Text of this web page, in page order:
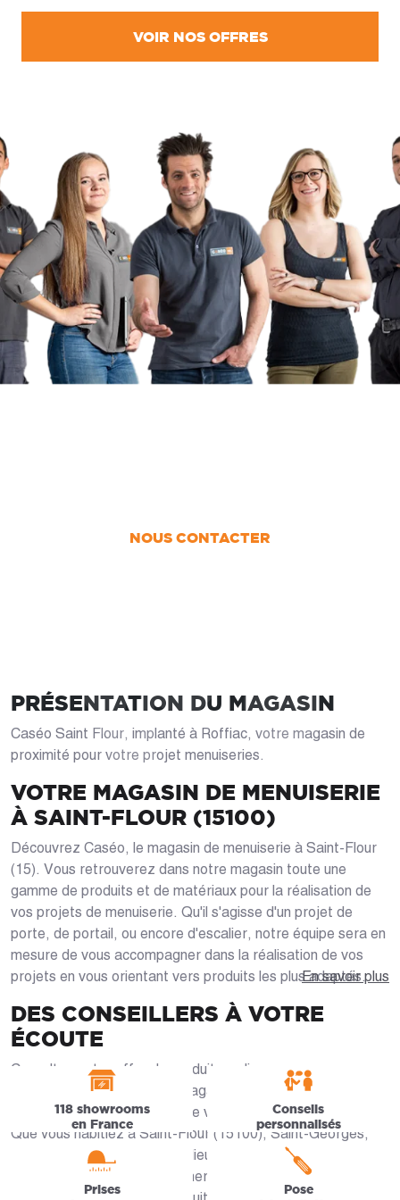
VOIR NOS OFFRES
NOUS CONTACTER
PRÉSENTATION DU MAGASIN
Caséo Saint Flour, implanté à Roffiac, votre magasin de
proximité pour votre projet menuiseries.
VOTRE MAGASIN DE MENUISERIE
À SAINT-FLOUR (15100)
Découvrez Caséo, le magasin de menuiserie à Saint-Flour
(15). Vous retrouverez dans notre magasin toute une
gamme de produits et de matériaux pour la réalisation de
vos projets de menuiserie. Qu'il s'agisse d'un projet de
porte, de portail, ou encore d'escalier, notre équipe sera en
mesure de vous accompagner dans la réalisation de vos
projets en vous orientant vers produits les plus adaptés.
DES CONSEILLERS À VOTRE
ÉCOUTE
Consultez notre offre de produits en ligne ou venez
rencontrer nos experts en magasin qui sauront vous guider
pas à pas dans la sélection de votre menuiserie sur-mesure.
Que vous habitiez à Saint-Flour (15100), Saint-Georges,
Roffiac, Les Ternes ou Villedieu, nos artisans Sanflorains
sont là pour vous accompagner. Du choix des matériaux
En savoir plus
118 showrooms
en France
Conseils
personnalisés
Prises
Pose